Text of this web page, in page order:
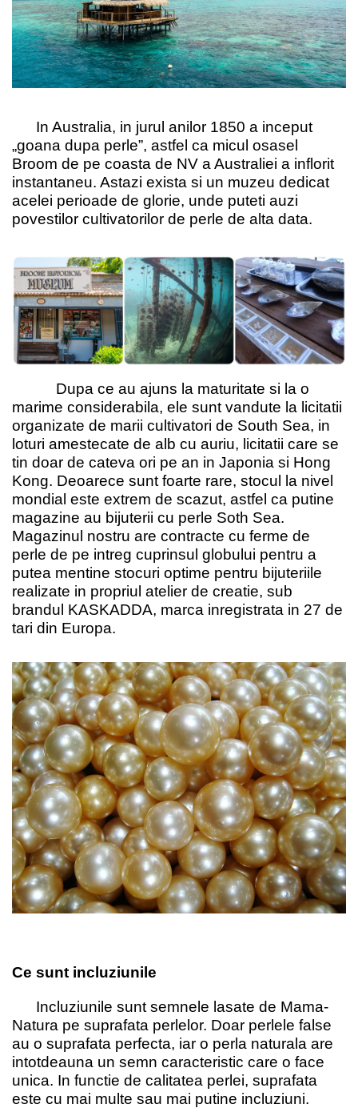
In Australia, in jurul anilor 1850 a inceput
„goana dupa perle”, astfel ca micul osasel
Broom de pe coasta de NV a Australiei a inflorit
instantaneu. Astazi exista si un muzeu dedicat
acelei perioade de glorie, unde puteti auzi
povestilor cultivatorilor de perle de alta data.
Dupa ce au ajuns la maturitate si la o
marime considerabila, ele sunt vandute la licitatii
organizate de marii cultivatori de South Sea, in
loturi amestecate de alb cu auriu, licitatii care se
tin doar de cateva ori pe an in Japonia si Hong
Kong. Deoarece sunt foarte rare, stocul la nivel
mondial este extrem de scazut, astfel ca putine
magazine au bijuterii cu perle Soth Sea.
Magazinul nostru are contracte cu ferme de
perle de pe intreg cuprinsul globului pentru a
putea mentine stocuri optime pentru bijuteriile
realizate in propriul atelier de creatie, sub
brandul KASKADDA, marca inregistrata in 27 de
tari din Europa.
Ce sunt incluziunile
Incluziunile sunt semnele lasate de Mama-
Natura pe suprafata perlelor. Doar perlele false
au o suprafata perfecta, iar o perla naturala are
intotdeauna un semn caracteristic care o face
unica. In functie de calitatea perlei, suprafata
este cu mai multe sau mai putine incluziuni.